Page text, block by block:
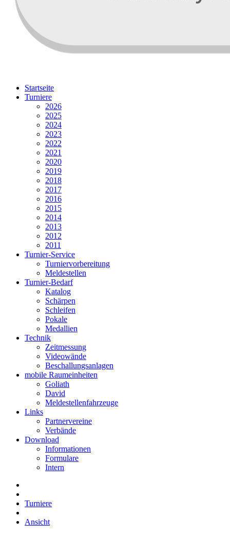
Startseite
Turniere
2026
2025
2024
2023
2022
2021
2020
2019
2018
2017
2016
2015
2014
2013
2012
2011
Turnier-Service
Turniervorbereitung
Meldestellen
Turnier-Bedarf
Katalog
Schärpen
Schleifen
Pokale
Medallien
Technik
Zeitmessung
Videowände
Beschallungsanlagen
mobile Raumeinheiten
Goliath
David
Meldestellenfahrzeuge
Links
Partnervereine
Verbände
Download
Informationen
Formulare
Intern
Turniere
Ansicht